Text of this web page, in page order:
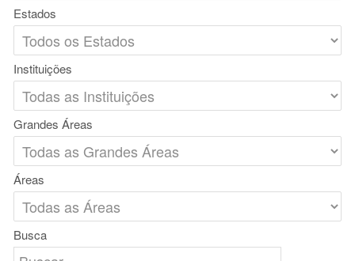
Estados
Instituições
Grandes Áreas
Áreas
Busca